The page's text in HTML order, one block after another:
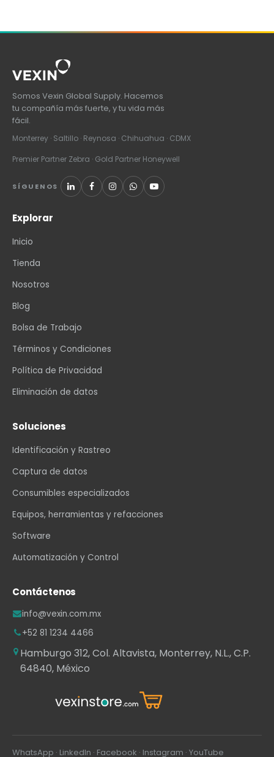
Somos Vexin Global Supply. Hacemos
tu compañía más fuerte, y tu vida más
fácil.
Monterrey · Saltillo · Reynosa · Chihuahua · CDMX
Premier Partner Zebra · Gold Partner Honeywell
SÍGUENOS
Explorar
Inicio
Tienda
Nosotros
Blog
Bolsa de Trabajo
Términos y Condiciones
Política de Privacidad
Eliminación de datos
Soluciones
Identificación y Rastreo
Captura de datos
Consumibles especializados
Equipos, herramientas y refacciones
Software
Automatización y Control
Contáctenos
info@vexin.com.mx
+52 81 1234 4466
Hamburgo 312, Col. Altavista, Monterrey, N.L., C.P.
64840, México
WhatsApp · LinkedIn · Facebook · Instagram · YouTube